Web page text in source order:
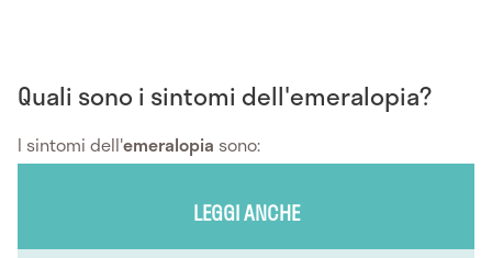
Quali sono i sintomi dell'emeralopia?
I sintomi dell'emeralopia sono:
LEGGI ANCHE